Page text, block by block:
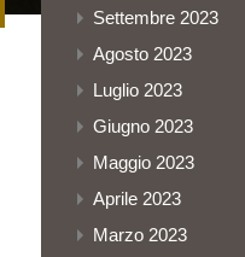
Settembre 2023
Agosto 2023
Luglio 2023
Giugno 2023
Maggio 2023
Aprile 2023
Marzo 2023